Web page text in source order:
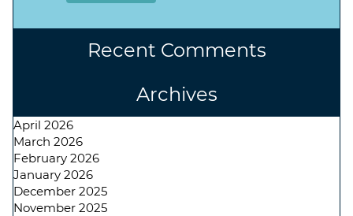
Recent Comments
Archives
April 2026
March 2026
February 2026
January 2026
December 2025
November 2025